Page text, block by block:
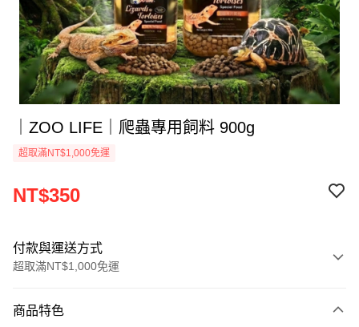
｜ZOO LIFE｜爬蟲專用飼料 900g
超取滿NT$1,000免運
NT$350
付款與運送方式
超取滿NT$1,000免運
信用卡一次付款
商品特色